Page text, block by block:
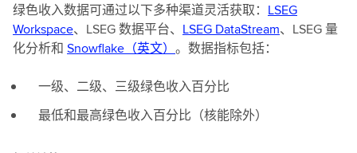
绿色收入数据可通过以下多种渠道灵活获取： LSEG
Workspace、LSEG 数据平台、 LSEG DataStream、LSEG 量
化分析和 Snowflake（英文） 。数据指标包括：
一级、二级、三级绿色收入百分比
最低和最高绿色收入百分比（核能除外）